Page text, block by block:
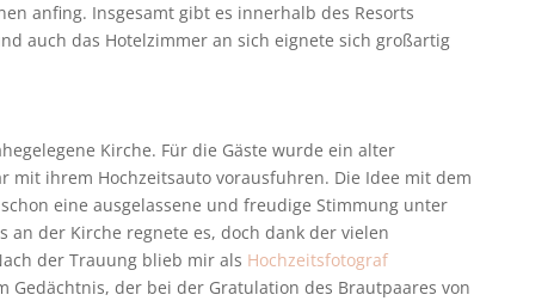
anfing. Insgesamt gibt es innerhalb des Resorts
auch das Hotelzimmer an sich eignete sich großartig
Kirche. Für die Gäste wurde ein alter
mit ihrem Hochzeitsauto vorausfuhren. Die Idee mit dem
eine ausgelassene und freudige Stimmung unter
an der Kirche regnete es, doch dank der vielen
der Trauung blieb mir als Hochzeitsfotograf
Gedächtnis, der bei der Gratulation des Brautpaares von